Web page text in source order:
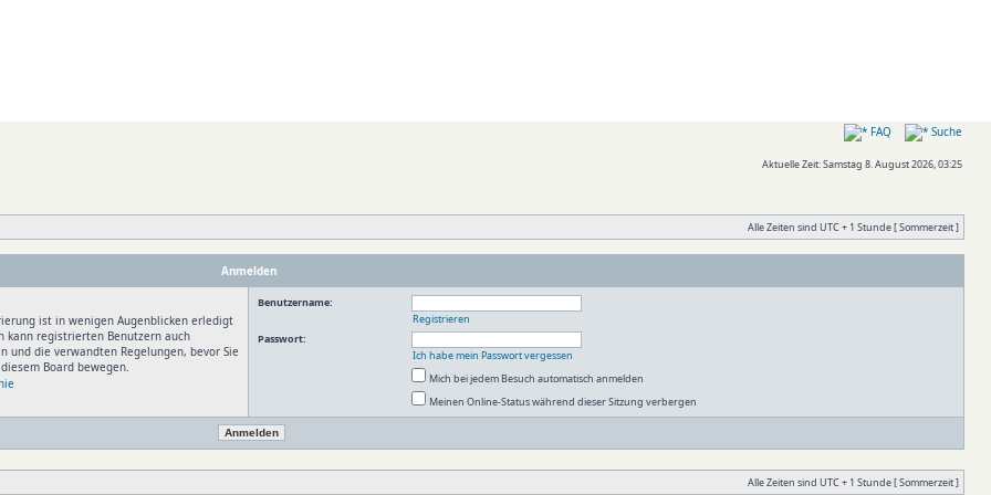
FAQ Suche
Aktuelle Zeit: Samstag 8. August 2026, 03:25
Alle Zeiten sind UTC + 1 Stunde [ Sommerzeit ]
Anmelden
ist in wenigen Augenblicken erledigt
kann registrierten Benutzern auch
und die verwandten Regelungen, bevor Sie
Board bewegen.
Benutzername:
Registrieren
Passwort:
Ich habe mein Passwort vergessen
Mich bei jedem Besuch automatisch anmelden
Meinen Online-Status während dieser Sitzung verbergen
Alle Zeiten sind UTC + 1 Stunde [ Sommerzeit ]